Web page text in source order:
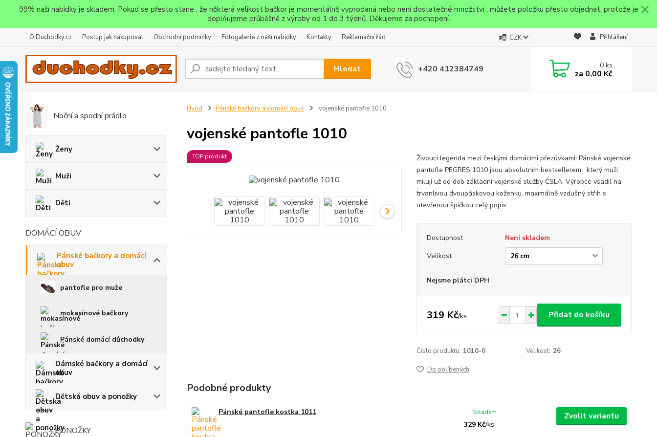
99% naší nabídky je skladem. Pokud se přesto stane , že některá velikost bačkor je momentálně vyprodaná nebo není dostatečné množství , můžete položku přesto objednat, protože je
doplňujeme průběžně z výroby od 1 do 3 týdnů. Děkujeme za pochopení.
O Duchodky.cz Postup jak nakupovat Obchodní podmínky Fotogalerie z naší nabídky Kontakty Reklamační řád CZK Přihlášení
Hledat +420 412384749 0ks
za 0,00 Kč
Noční a spodní prádlo
Ženy
Muži
Děti
DOMÁCÍ OBUV
Pánské bačkory a domácí
obuv
pantofle pro muže
mokasínové bačkory
Pánské domácí důchodky
Dámské bačkory a domácí
obuv
Dětská obuv a ponožky
PONOŽKY
Úvod Pánské bačkory a domácí obuv vojenské pantofle 1010
vojenské pantofle 1010
TOP produkt
Živoucí legenda mezi českými domácími přezůvkami! Pánské vojenské
pantofle PEGRES 1010 jsou absolutním bestsellerem , který muži
milují už od dob základní vojenské služby ČSLA. Výrobce vsadil na
trvanlivou dvoupáskovou koženku, maximálně vzdušný střih s
otevřenou špičkou celý popis
Dostupnost
Není skladem
Velikost
Nejsme plátci DPH
319 Kč/ks Přidat do košíku
Číslo produktu: 1010-0 Velikost: 26
Do oblíbených
Podobné produkty
Pánské pantofle kostka 1011
329 Kč/ks
Skladem Zvolit variantu